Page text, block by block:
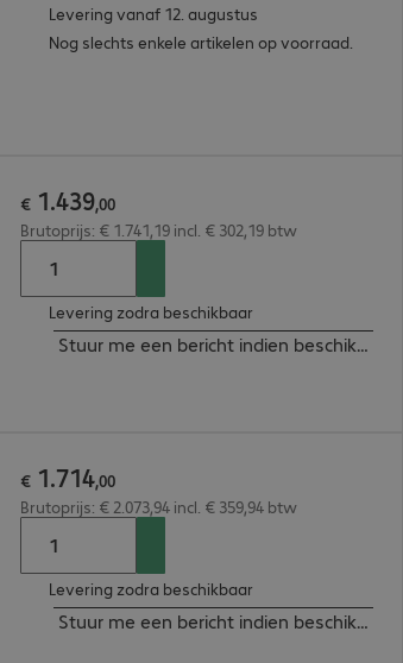
Levering vanaf 12. augustus
Nog slechts enkele artikelen op voorraad.
€ 1.439,00
Brutoprijs: € 1.741,19 incl. € 302,19 btw
Levering zodra beschikbaar
Stuur me een bericht indien beschikbaar
€ 1.714,00
Brutoprijs: € 2.073,94 incl. € 359,94 btw
Levering zodra beschikbaar
Stuur me een bericht indien beschikbaar